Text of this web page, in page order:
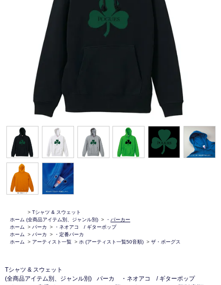
ホーム
> Tシャツ & スウェット
(全商品アイテム別、ジャンル別) > ・ パーカー
ホーム
> パーカ >
・ネオアコ / ギターポップ
ホーム
> パーカ >
・定番パーカ
ホーム
> アーティスト一覧 > ホ (アーティスト一覧50音順) > ザ・ポーグス
Tシャツ & スウェット
(全商品アイテム別、ジャンル別)
パーカ
・ネオアコ / ギターポップ